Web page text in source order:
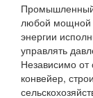
Промышленный
любой мощной
энергии
управлять
Независимо
конвейер,